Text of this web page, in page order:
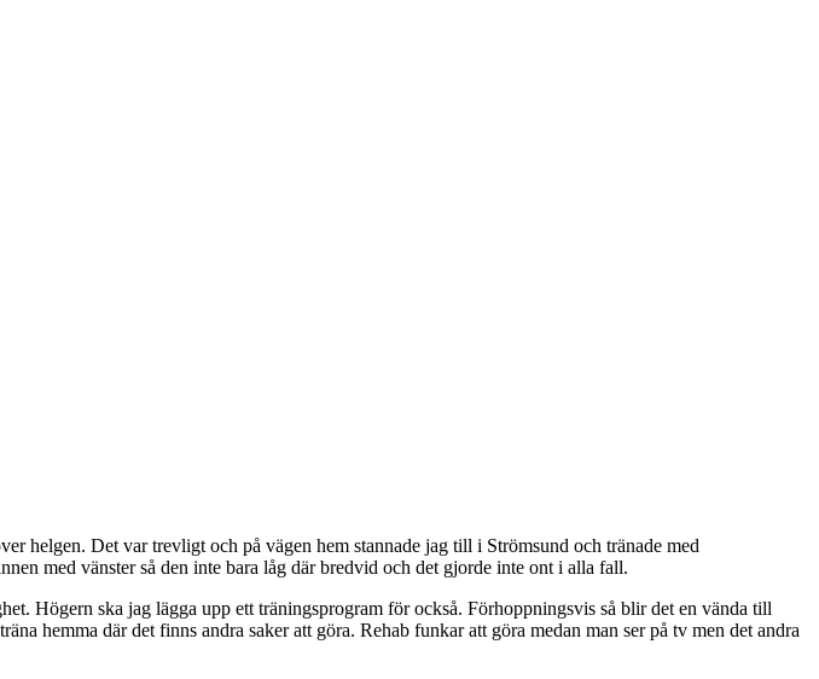
helgen. Det var trevligt och på vägen hem stannade jag till i Strömsund och tränade med
med vänster så den inte bara låg där bredvid och det gjorde inte ont i alla fall.
Högern ska jag lägga upp ett träningsprogram för också. Förhoppningsvis så blir det en vända till
hemma där det finns andra saker att göra. Rehab funkar att göra medan man ser på tv men det andra